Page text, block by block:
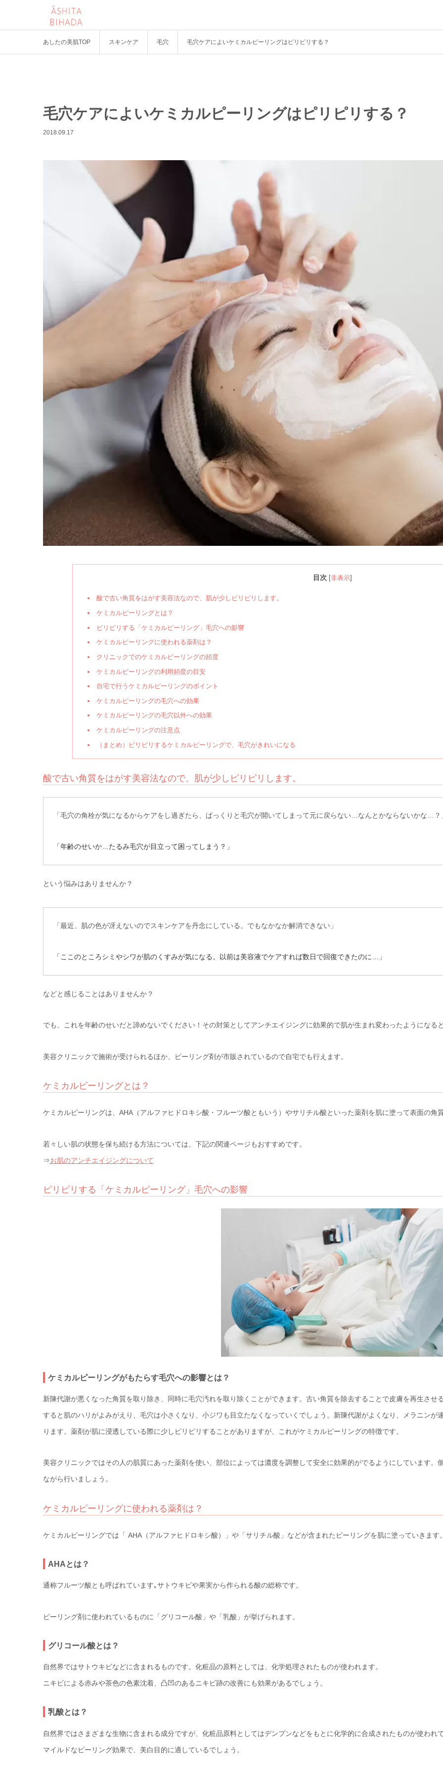
あしたの美肌TOP スキンケア 毛穴 毛穴ケアによいケミカルピーリングはピリピリする？
毛穴ケアによいケミカルピーリングはピリピリする？
2018.09.17
目次 非表示]
酸で古い角質をはがす美容法なので、肌が少しピリピリします。
ケミカルピーリングとは？
ピリピリする「ケミカルピーリング」毛穴への影響
ケミカルピーリングに使われる薬剤は？
クリニックでのケミカルピーリングの頻度
ケミカルピーリングの利用頻度の目安
自宅で行うケミカルピーリングのポイント
ケミカルピーリングの毛穴への効果
ケミカルピーリングの毛穴以外への効果
ケミカルピーリングの注意点
（まとめ）ピリピリするケミカルピーリングで、毛穴がきれいになる
酸で古い角質をはがす美容法なので、肌が少しピリピリします。
「毛穴の角栓が気になるからケアをし過ぎたら、ぱっくりと毛穴が開いてしまって元に戻らない…なんとかならないかな…？
「年齢のせいか…たるみ毛穴が目立って困ってしまう？」
という悩みはありませんか？
「最近、肌の色が冴えないのでスキンケアを丹念にしている。でもなかなか解消できない」
「ここのところシミやシワが肌のくすみが気になる。以前は美容液でケアすれば数日で回復できたのに…」
などと感じることはありませんか？
でも、これを年齢のせいだと諦めないでください！その対策としてアンチエイジングに効果的で肌が生まれ変わったようにな
美容クリニックで施術が受けられるほか、ピーリング剤が市販されているので自宅でも行えます。
ケミカルピーリングとは？
ケミカルピーリングは、AHA（アルファヒドロキシ酸・フルーツ酸ともいう）やサリチル酸といった薬剤を肌に塗って表面の角
若々しい肌の状態を保ち続ける方法については、下記の関連ページもおすすめです。
⇒お肌のアンチエイジングについて
ピリピリする「ケミカルピーリング」毛穴への影響
ケミカルピーリングがもたらす毛穴への影響とは？
新陳代謝が悪くなった角質を取り除き、同時に毛穴汚れを取り除くことができます。古い角質を除去することで皮膚を再生させ
すると肌のハリがよみがえり、毛穴は小さくなり、小ジワも目立たなくなっていくでしょう。新陳代謝がよくなり、メラニン
ります。薬剤が肌に浸透している際に少しピリピリすることがありますが、これがケミカルピーリングの特徴です。
美容クリニックではその人の肌質にあった薬剤を使い、部位によっては濃度を調整して安全に効果的がでるようにしています
ながら行いましょう。
ケミカルピーリングに使われる薬剤は？
ケミカルピーリングでは「 AHA（アルファヒドロキシ酸）」や「サリチル酸」などが含まれたピーリングを肌に塗っていきます
AHAとは？
通称フルーツ酸とも呼ばれています｡サトウキビや果実から作られる酸の総称です。
ピーリング剤に使われているものに「グリコール酸」や「乳酸」が挙げられます。
グリコール酸とは？
自然界ではサトウキビなどに含まれるものです。化粧品の原料としては、化学処理されたものが使われます。
ニキビによる赤みや茶色の色素沈着、凸凹のあるニキビ跡の改善にも効果があるでしょう。
乳酸とは？
自然界ではさまざまな生物に含まれる成分ですが、化粧品原料としてはデンプンなどをもとに化学的に合成されたものが使われ
マイルドなピーリング効果で、美白目的に適しているでしょう。